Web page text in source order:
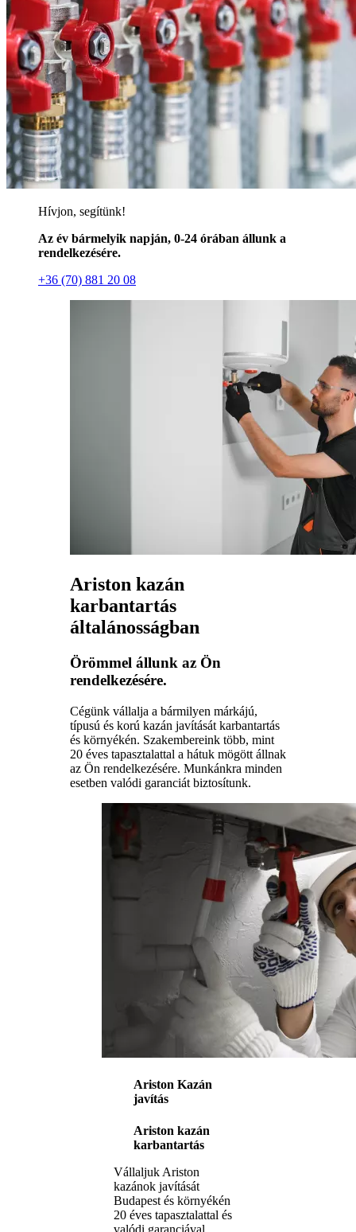
Hívjon, segítünk!
Az év bármelyik napján, 0-24 órában állunk a
rendelkezésére.
+36 (70) 881 20 08
Ariston kazán
karbantartás
általánosságban
Örömmel állunk az Ön
rendelkezésére.
Cégünk vállalja a bármilyen márkájú,
típusú és korú kazán javítását karbantartás
és környékén. Szakembereink több, mint
20 éves tapasztalattal a hátuk mögött állnak
az Ön rendelkezésére. Munkánkra minden
esetben valódi garanciát biztosítunk.
Ariston Kazán
javítás
Ariston kazán
karbantartás
Vállaljuk Ariston
kazánok javítását
Budapest és környékén
20 éves tapasztalattal és
valódi garanciával.